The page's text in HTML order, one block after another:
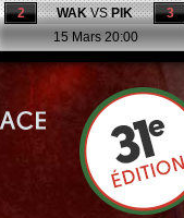
3
2 WAKVSPIK
15 Mars 20:00